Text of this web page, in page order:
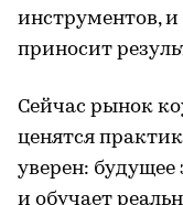
инструментов,
приносит
Сейчас рынок
ценятся
уверен: будущее
и обучает